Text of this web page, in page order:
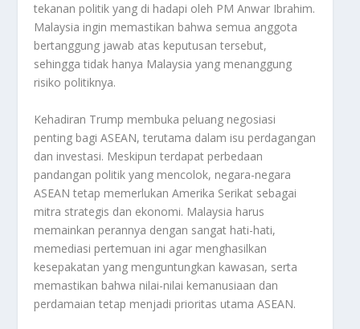
tekanan politik yang di hadapi oleh PM Anwar Ibrahim.
Malaysia ingin memastikan bahwa semua anggota
bertanggung jawab atas keputusan tersebut,
sehingga tidak hanya Malaysia yang menanggung
risiko politiknya.
Kehadiran Trump membuka peluang negosiasi
penting bagi ASEAN, terutama dalam isu perdagangan
dan investasi. Meskipun terdapat perbedaan
pandangan politik yang mencolok, negara-negara
ASEAN tetap memerlukan Amerika Serikat sebagai
mitra strategis dan ekonomi. Malaysia harus
memainkan perannya dengan sangat hati-hati,
memediasi pertemuan ini agar menghasilkan
kesepakatan yang menguntungkan kawasan, serta
memastikan bahwa nilai-nilai kemanusiaan dan
perdamaian tetap menjadi prioritas utama ASEAN.